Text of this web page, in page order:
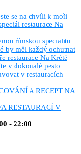
se na chvíli k moři
restaurace Na
římskou specialitu
by měl každý ochutnat
restaurace Na Krétě
v dokonalé pesto
v restauracích
A RECEPT NA
RESTAURACÍ V
- 22:00